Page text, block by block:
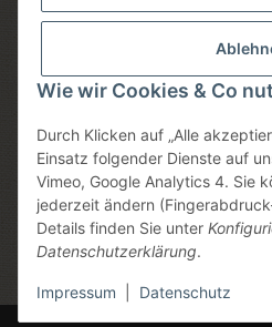
Wie wir Cookies & Co
Durch Klicken auf „Alle
Einsatz folgender Dienste auf
Vimeo, Google Analytics 4. Sie
jederzeit ändern
Details finden Sie unter
Datenschutzerklärung.
Impressum Datenschutz
Sicheres einkaufen
* Alle Preise inkl. gesetzlicher USt., zzgl.